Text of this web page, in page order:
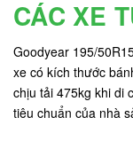
CÁC XE
Goodyear 195/
xe có kích thước
chịu tải 475kg khi di
tiêu chuẩn của nhà